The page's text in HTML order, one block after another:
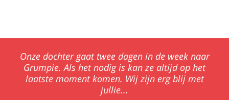
Onze dochter gaat twee dagen in de week naar
Grumpie. Als het nodig is kan ze altijd op het
laatste moment komen. Wij zijn erg blij met
jullie...